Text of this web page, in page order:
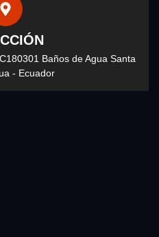
Baños de Agua Santa
- Ecuador